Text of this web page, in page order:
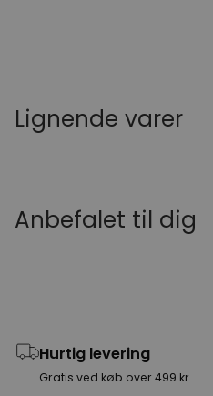
Lignende varer
Anbefalet til dig
Hurtig levering
Gratis ved køb over 499 kr.